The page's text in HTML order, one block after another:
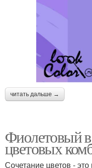
читать дальше →
Фиолетовый
цветовых
Сочетание цветов -